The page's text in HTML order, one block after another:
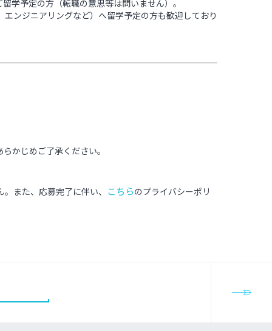
学予定の方（転職の意思等は問いません）。
ンジニアリングなど）へ留学予定の方も歓迎しており
かじめご了承ください。
また、応募完了に伴い、 こちらのプライバシーポリ